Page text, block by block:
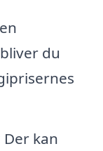
du
Der kan